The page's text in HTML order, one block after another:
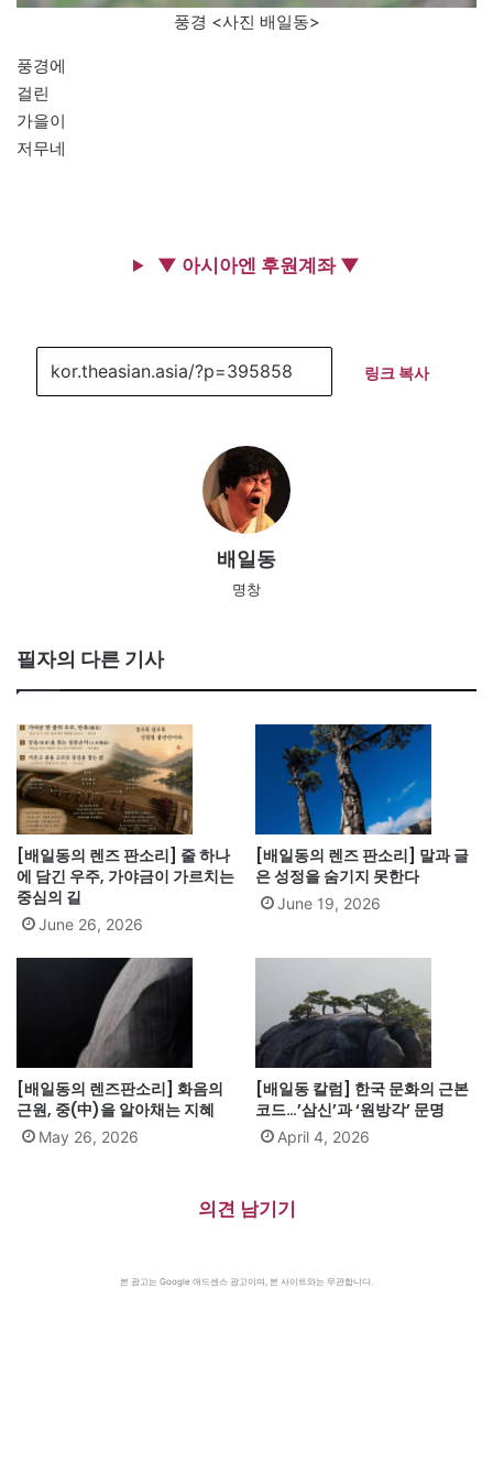
풍경 <사진 배일동>
풍경에
걸린
가을이
저무네
▼ 아시아엔 후원계좌 ▼
링크 복사
배일동
명창
필자의 다른 기사
[배일동의 렌즈 판소리] 줄 하나
에 담긴 우주, 가야금이 가르치는
중심의 길
June 26, 2026
[배일동의 렌즈 판소리] 말과 글
은 성정을 숨기지 못한다
June 19, 2026
[배일동의 렌즈판소리] 화음의
근원, 중(中)을 알아채는 지혜
May 26, 2026
[배일동 칼럼] 한국 문화의 근본
코드…’삼신’과 ‘원방각’ 문명
April 4, 2026
의견 남기기
본 광고는 Google 애드센스 광고이며, 본 사이트와는 무관합니다.